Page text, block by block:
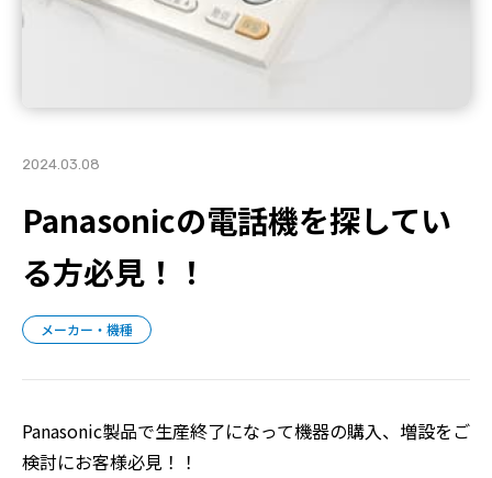
2024.03.08
Panasonicの電話機を探してい
る方必見！！
メーカー・機種
Panasonic製品で生産終了になって機器の購入、増設をご
検討にお客様必見！！